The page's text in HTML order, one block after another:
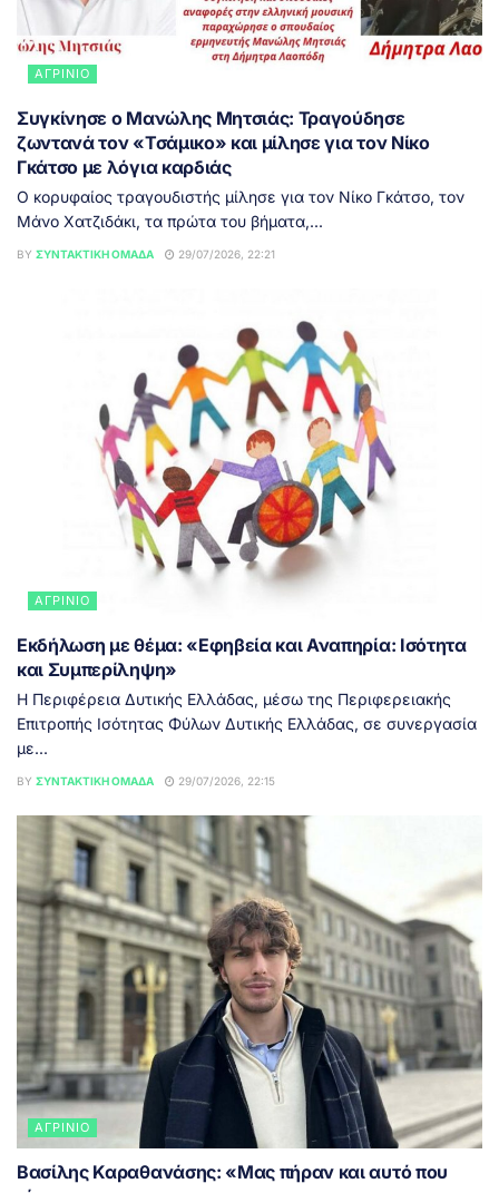
ΑΓΡΊΝΙΟ
Συγκίνησε ο Μανώλης Μητσιάς: Τραγούδησε
ζωντανά τον «Τσάμικο» και μίλησε για τον Νίκο
Γκάτσο με λόγια καρδιάς
Ο κορυφαίος τραγουδιστής μίλησε για τον Νίκο Γκάτσο, τον
Μάνο Χατζιδάκι, τα πρώτα του βήματα,...
BY ΣΥΝΤΑΚΤΙΚΉ ΟΜΆΔΑ 29/07/2026, 22:21
ΑΓΡΊΝΙΟ
Εκδήλωση με θέμα: «Εφηβεία και Αναπηρία: Ισότητα
και Συμπερίληψη»
Η Περιφέρεια Δυτικής Ελλάδας, μέσω της Περιφερειακής
Επιτροπής Ισότητας Φύλων Δυτικής Ελλάδας, σε συνεργασία
με...
BY ΣΥΝΤΑΚΤΙΚΉ ΟΜΆΔΑ 29/07/2026, 22:15
ΑΓΡΊΝΙΟ
Βασίλης Καραθανάσης: «Μας πήραν και αυτό που